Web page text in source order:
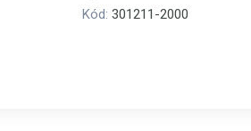
Kód: 301211-2000